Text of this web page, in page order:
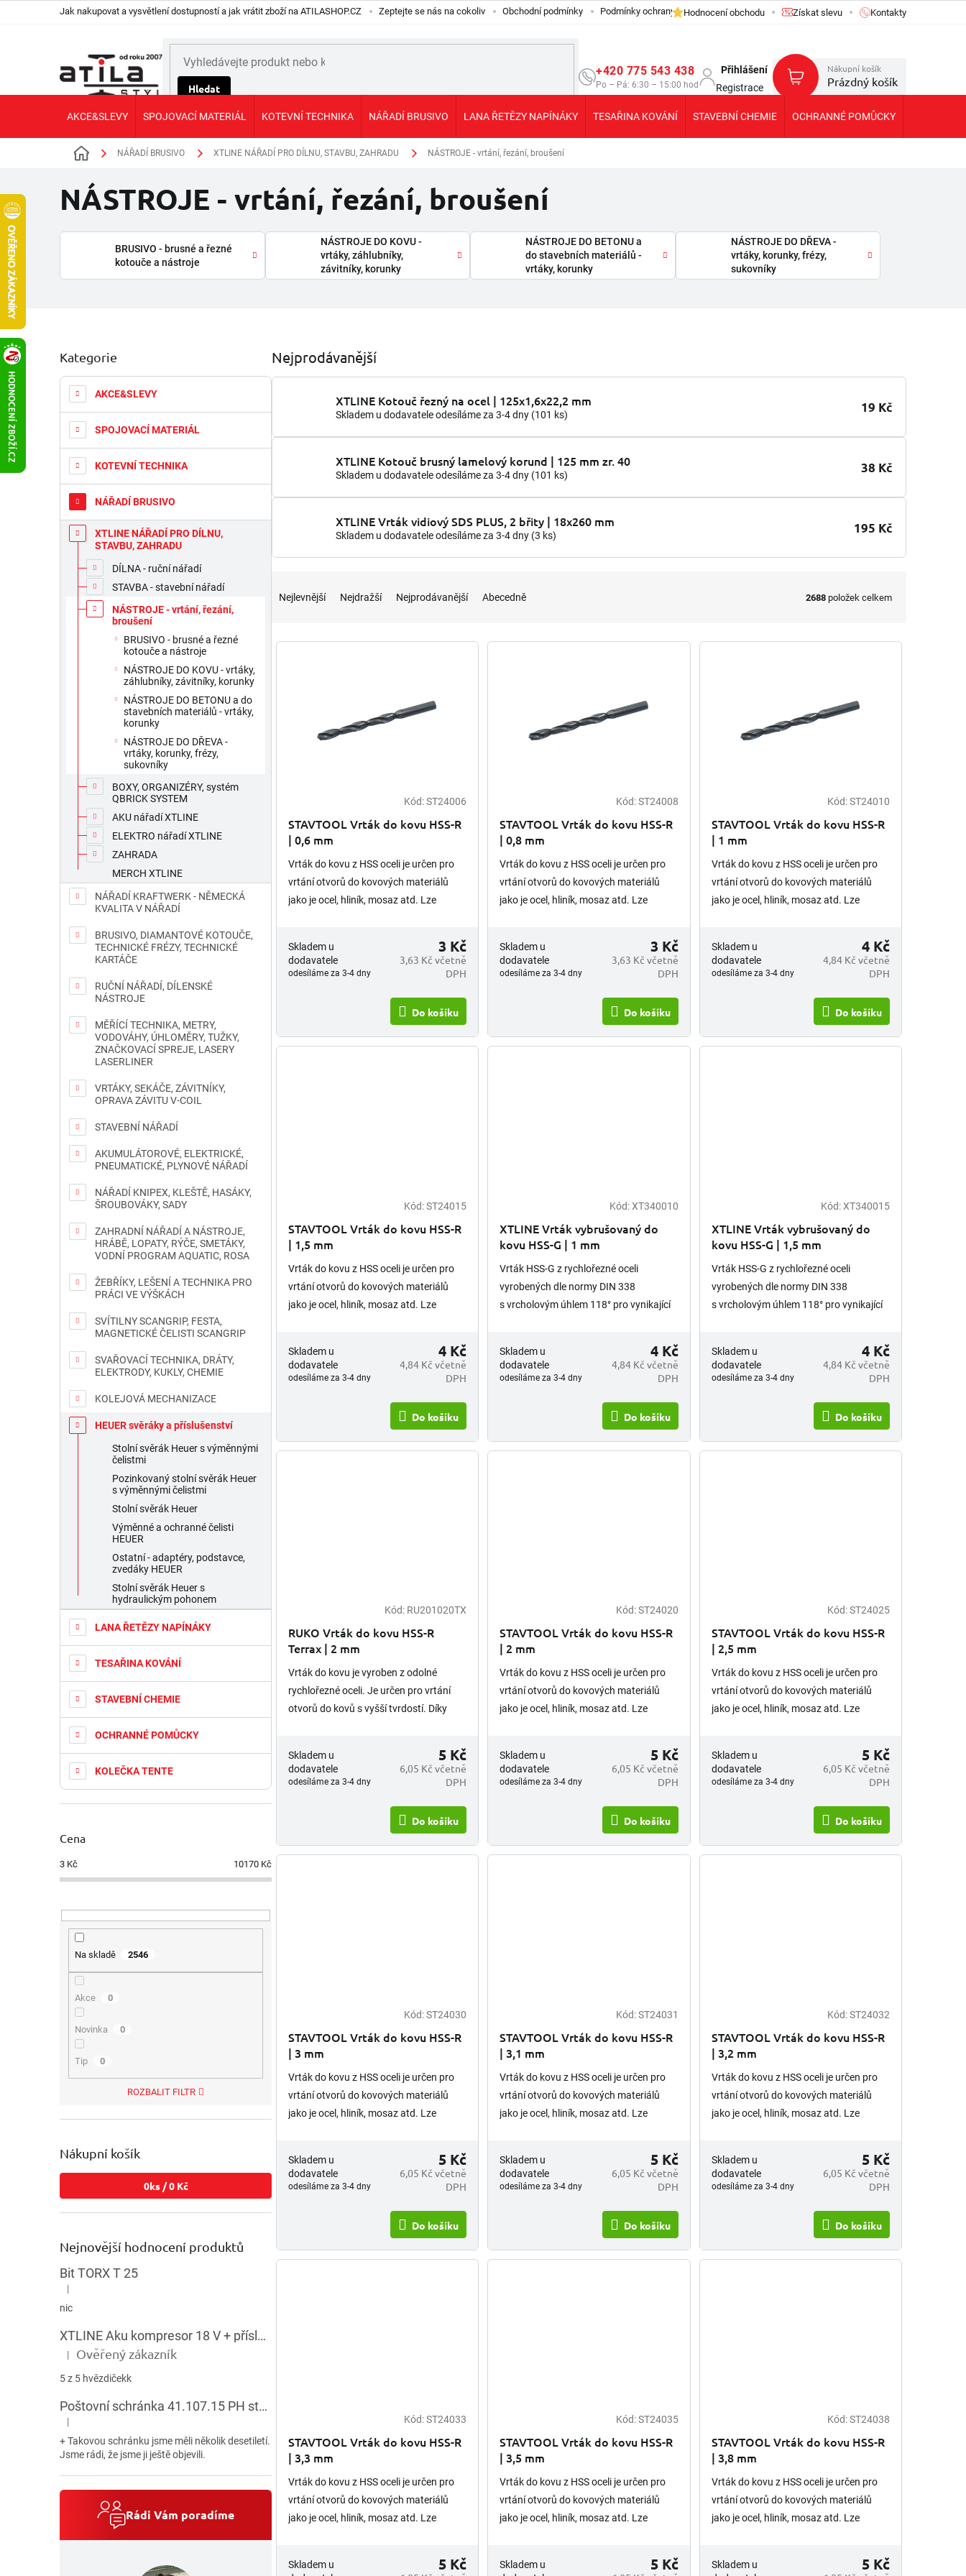
Jak nakupovat a vysvětlení dostupností a jak vrátit zboží na ATILASHOP.CZ Zeptejte se nás na cokoliv Obchodní podmínky Podmínky ochrany osobních údajů GDPR
Hodnocení obchodu Získat slevu Kontakty
Hledat
+420 775 543 438
Po – Pá: 6:30 – 15:00 hod
Přihlášení
Registrace
Nákupní košík
Prázdný košík
AKCE&SLEVY SPOJOVACÍ MATERIÁL KOTEVNÍ TECHNIKA NÁŘADÍ BRUSIVO LANA ŘETĚZY NAPÍNÁKY TESAŘINA KOVÁNÍ STAVEBNÍ CHEMIE OCHRANNÉ POMŮCKY
Domů NÁŘADÍ BRUSIVO XTLINE NÁŘADÍ PRO DÍLNU, STAVBU, ZAHRADU NÁSTROJE - vrtání, řezání, broušení
NÁSTROJE - vrtání, řezání, broušení
BRUSIVO - brusné a řezné
kotouče a nástroje
NÁSTROJE DO KOVU -
vrtáky, záhlubníky,
závitníky, korunky
NÁSTROJE DO BETONU a
do stavebních materiálů -
vrtáky, korunky
NÁSTROJE DO DŘEVA -
vrtáky, korunky, frézy,
sukovníky
o
s
r
n
p
n
Přeskočit
kategorie
Kategorie
AKCE&SLEVY
SPOJOVACÍ MATERIÁL
KOTEVNÍ TECHNIKA
NÁŘADÍ BRUSIVO
XTLINE NÁŘADÍ PRO DÍLNU,
STAVBU, ZAHRADU
DÍLNA - ruční nářadí
STAVBA - stavební nářadí
NÁSTROJE - vrtání, řezání,
broušení
BRUSIVO - brusné a řezné
kotouče a nástroje
NÁSTROJE DO KOVU - vrtáky,
záhlubníky, závitníky, korunky
NÁSTROJE DO BETONU a do
stavebních materiálů - vrtáky,
korunky
NÁSTROJE DO DŘEVA -
vrtáky, korunky, frézy,
sukovníky
BOXY, ORGANIZÉRY, systém
QBRICK SYSTEM
AKU nářadí XTLINE
ELEKTRO nářadí XTLINE
ZAHRADA
MERCH XTLINE
NÁŘADÍ KRAFTWERK - NĚMECKÁ
KVALITA V NÁŘADÍ
BRUSIVO, DIAMANTOVÉ KOTOUČE,
TECHNICKÉ FRÉZY, TECHNICKÉ
KARTÁČE
RUČNÍ NÁŘADÍ, DÍLENSKÉ
NÁSTROJE
MĚŘÍCÍ TECHNIKA, METRY,
VODOVÁHY, ÚHLOMĚRY, TUŽKY,
ZNAČKOVACÍ SPREJE, LASERY
LASERLINER
VRTÁKY, SEKÁČE, ZÁVITNÍKY,
OPRAVA ZÁVITU V-COIL
STAVEBNÍ NÁŘADÍ
AKUMULÁTOROVÉ, ELEKTRICKÉ,
PNEUMATICKÉ, PLYNOVÉ NÁŘADÍ
NÁŘADÍ KNIPEX, KLEŠTĚ, HASÁKY,
ŠROUBOVÁKY, SADY
ZAHRADNÍ NÁŘADÍ A NÁSTROJE,
HRÁBĚ, LOPATY, RÝČE, SMETÁKY,
VODNÍ PROGRAM AQUATIC, ROSA
ŽEBŘÍKY, LEŠENÍ A TECHNIKA PRO
PRÁCI VE VÝŠKÁCH
SVÍTILNY SCANGRIP, FESTA,
MAGNETICKÉ ČELISTI SCANGRIP
SVAŘOVACÍ TECHNIKA, DRÁTY,
ELEKTRODY, KUKLY, CHEMIE
KOLEJOVÁ MECHANIZACE
HEUER svěráky a příslušenství
Stolní svěrák Heuer s výměnnými
čelistmi
Pozinkovaný stolní svěrák Heuer
s výměnnými čelistmi
Stolní svěrák Heuer
Výměnné a ochranné čelisti
HEUER
Ostatní - adaptéry, podstavce,
zvedáky HEUER
Stolní svěrák Heuer s
hydraulickým pohonem
LANA ŘETĚZY NAPÍNÁKY
TESAŘINA KOVÁNÍ
STAVEBNÍ CHEMIE
OCHRANNÉ POMŮCKY
KOLEČKA TENTE
Cena
3 Kč 10170 Kč
Na skladě 2546
Akce 0
Novinka 0
Tip 0
ROZBALIT FILTR
Nákupní košík
0ks /0 Kč
Nejnovější hodnocení produktů
Bit TORX T 25
Hodnocení produktu je 5 z 5 hvězdiček.
|
nic
XTLINE Aku kompresor 18 V + příslušenství
Hodnocení produktu je 5 z 5 hvězdiček.
| Ověřený zákazník
5 z 5 hvězdičekk
Poštovní schránka 41.107.15 PH stojatá HNĚDÁ
Hodnocení produktu je 5 z 5 hvězdiček.
|
+ Takovou schránku jsme měli několik desetiletí.
Jsme rádi, že jsme ji ještě objevili.
Rádi Vám poradíme
Nejprodávanější
XTLINE Kotouč řezný na ocel | 125x1,6x22,2 mm
Skladem u dodavatele odesíláme za 3-4 dny (101 ks) 19 Kč
XTLINE Kotouč brusný lamelový korund | 125 mm zr. 40
Skladem u dodavatele odesíláme za 3-4 dny (101 ks) 38 Kč
XTLINE Vrták vidiový SDS PLUS, 2 břity | 18x260 mm
Skladem u dodavatele odesíláme za 3-4 dny (3 ks) 195 Kč
n
Nejlevnější Nejdražší Nejprodávanější Abecedně 2688 položek celkem
V
Kód:ST24006
STAVTOOL Vrták do kovu HSS-R
| 0,6 mm
Vrták do kovu z HSS oceli je určen pro
vrtání otvorů do kovových materiálů
jako je ocel, hliník, mosaz atd. Lze
Skladem u
dodavatele
odesíláme za 3-4 dny
3,63 Kč včetně
DPH
3 Kč
Do košíku
Kód:ST24008
STAVTOOL Vrták do kovu HSS-R
| 0,8 mm
Vrták do kovu z HSS oceli je určen pro
vrtání otvorů do kovových materiálů
jako je ocel, hliník, mosaz atd. Lze
Skladem u
dodavatele
odesíláme za 3-4 dny
3,63 Kč včetně
DPH
3 Kč
Do košíku
Kód:ST24010
STAVTOOL Vrták do kovu HSS-R
| 1 mm
Vrták do kovu z HSS oceli je určen pro
vrtání otvorů do kovových materiálů
jako je ocel, hliník, mosaz atd. Lze
Skladem u
dodavatele
odesíláme za 3-4 dny
4,84 Kč včetně
DPH
4 Kč
Do košíku
Kód:ST24015
STAVTOOL Vrták do kovu HSS-R
| 1,5 mm
Vrták do kovu z HSS oceli je určen pro
vrtání otvorů do kovových materiálů
jako je ocel, hliník, mosaz atd. Lze
Skladem u
dodavatele
odesíláme za 3-4 dny
4,84 Kč včetně
DPH
4 Kč
Do košíku
Kód:XT340010
XTLINE Vrták vybrušovaný do
kovu HSS-G | 1 mm
Vrták HSS-G z rychlořezné oceli
vyrobených dle normy DIN 338
s vrcholovým úhlem 118° pro vynikající
Skladem u
dodavatele
odesíláme za 3-4 dny
4,84 Kč včetně
DPH
4 Kč
Do košíku
Kód:XT340015
XTLINE Vrták vybrušovaný do
kovu HSS-G | 1,5 mm
Vrták HSS-G z rychlořezné oceli
vyrobených dle normy DIN 338
s vrcholovým úhlem 118° pro vynikající
Skladem u
dodavatele
odesíláme za 3-4 dny
4,84 Kč včetně
DPH
4 Kč
Do košíku
Kód: RU201020TX
RUKO Vrták do kovu HSS-R
Terrax | 2 mm
Vrták do kovu je vyroben z odolné
rychlořezné oceli. Je určen pro vrtání
otvorů do kovů s vyšší tvrdostí. Díky
Skladem u
dodavatele
odesíláme za 3-4 dny
6,05 Kč včetně
DPH
5 Kč
Do košíku
Kód:ST24020
STAVTOOL Vrták do kovu HSS-R
| 2 mm
Vrták do kovu z HSS oceli je určen pro
vrtání otvorů do kovových materiálů
jako je ocel, hliník, mosaz atd. Lze
Skladem u
dodavatele
odesíláme za 3-4 dny
6,05 Kč včetně
DPH
5 Kč
Do košíku
Kód:ST24025
STAVTOOL Vrták do kovu HSS-R
| 2,5 mm
Vrták do kovu z HSS oceli je určen pro
vrtání otvorů do kovových materiálů
jako je ocel, hliník, mosaz atd. Lze
Skladem u
dodavatele
odesíláme za 3-4 dny
6,05 Kč včetně
DPH
5 Kč
Do košíku
Kód:ST24030
STAVTOOL Vrták do kovu HSS-R
| 3 mm
Vrták do kovu z HSS oceli je určen pro
vrtání otvorů do kovových materiálů
jako je ocel, hliník, mosaz atd. Lze
Skladem u
dodavatele
odesíláme za 3-4 dny
6,05 Kč včetně
DPH
5 Kč
Do košíku
Kód:ST24031
STAVTOOL Vrták do kovu HSS-R
| 3,1 mm
Vrták do kovu z HSS oceli je určen pro
vrtání otvorů do kovových materiálů
jako je ocel, hliník, mosaz atd. Lze
Skladem u
dodavatele
odesíláme za 3-4 dny
6,05 Kč včetně
DPH
5 Kč
Do košíku
Kód:ST24032
STAVTOOL Vrták do kovu HSS-R
| 3,2 mm
Vrták do kovu z HSS oceli je určen pro
vrtání otvorů do kovových materiálů
jako je ocel, hliník, mosaz atd. Lze
Skladem u
dodavatele
odesíláme za 3-4 dny
6,05 Kč včetně
DPH
5 Kč
Do košíku
Kód:ST24033
STAVTOOL Vrták do kovu HSS-R
| 3,3 mm
Vrták do kovu z HSS oceli je určen pro
vrtání otvorů do kovových materiálů
jako je ocel, hliník, mosaz atd. Lze
Skladem u
5 Kč
Kód:ST24035
STAVTOOL Vrták do kovu HSS-R
| 3,5 mm
Vrták do kovu z HSS oceli je určen pro
vrtání otvorů do kovových materiálů
jako je ocel, hliník, mosaz atd. Lze
Skladem u
5 Kč
Kód:ST24038
STAVTOOL Vrták do kovu HSS-R
| 3,8 mm
Vrták do kovu z HSS oceli je určen pro
vrtání otvorů do kovových materiálů
jako je ocel, hliník, mosaz atd. Lze
Skladem u
5 Kč